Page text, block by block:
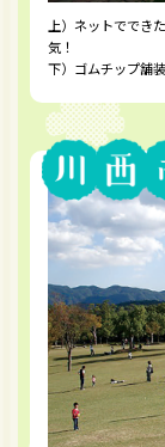
上）ネットででき
気！
下）ゴムチップ舗